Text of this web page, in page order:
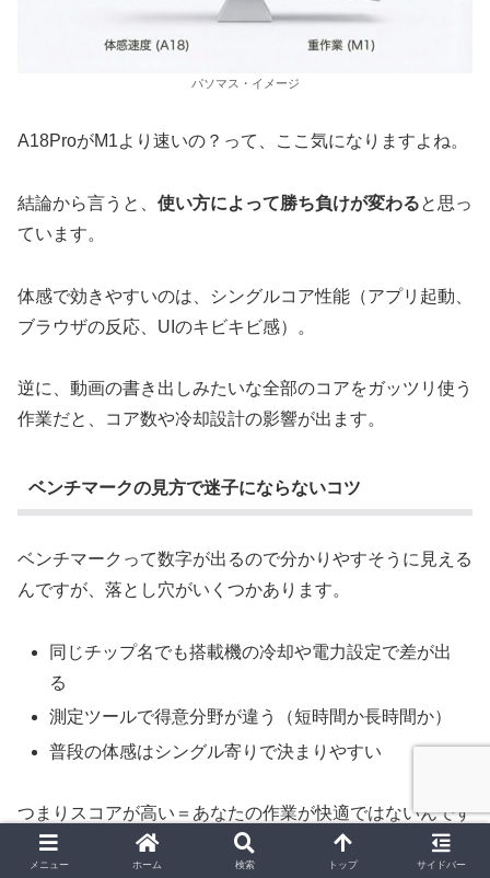
パソマス・イメージ
A18ProがM1より速いの？って、ここ気になりますよね。
結論から言うと、 使い方によって勝ち負けが変わると思っ
ています。
体感で効きやすいのは、シングルコア性能（アプリ起動、
ブラウザの反応、UIのキビキビ感）。
逆に、動画の書き出しみたいな全部のコアをガッツリ使う
作業だと、コア数や冷却設計の影響が出ます。
ベンチマークの見方で迷子にならないコツ
ベンチマークって数字が出るので分かりやすそうに見える
んですが、落とし穴がいくつかあります。
同じチップ名でも搭載機の冷却や電力設定で差が出
る
測定ツールで得意分野が違う（短時間か長時間か）
普段の体感はシングル寄りで決まりやすい
つまりスコアが高い＝あなたの作業が快適ではないんです
よ。
メニュー ホーム 検索 トップ サイドバー